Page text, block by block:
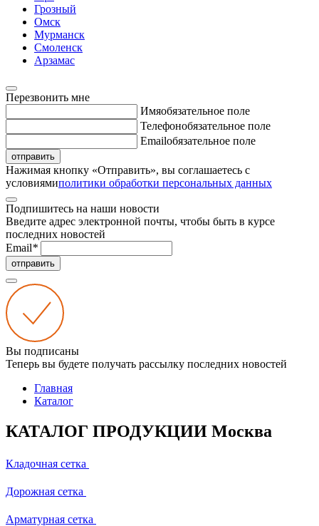
Грозный
Омск
Мурманск
Смоленск
Арзамас
Перезвонить мне
Имяобязательное поле
Телефонобязательное поле
Emailобязательное поле
отправить
Нажимая кнопку «Отправить», вы соглашаетесь с
условиямиполитики обработки персональных данных
Подпишитесь на наши новости
Введите адрес электронной почты, чтобы быть в курсе
последних новостей
Email*
отправить
Вы подписаны
Теперь вы будете получать рассылку последних новостей
Главная
Каталог
КАТАЛОГ ПРОДУКЦИИ Москва
Кладочная сетка
Дорожная сетка
Арматурная сетка